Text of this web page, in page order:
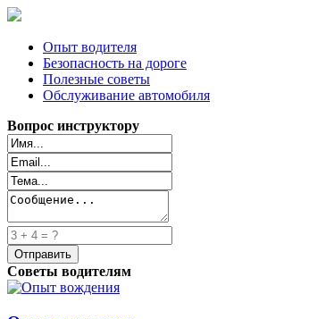
Опыт водителя
Безопасность на дороге
Полезные советы
Обслуживание автомобиля
Вопрос инструктору
Советы водителям